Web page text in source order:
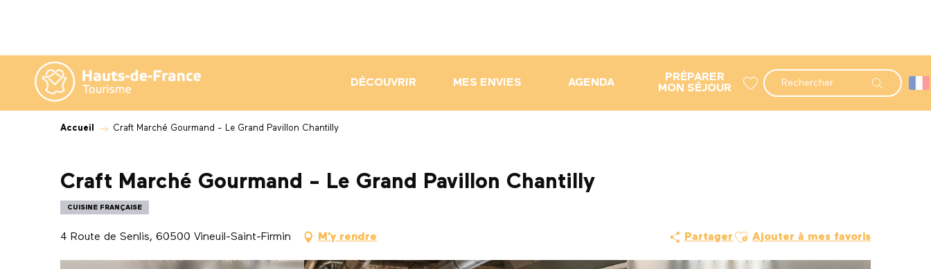
contenu
principal
Recherche
DÉCOUVRIR MES ENVIES AGENDA
PRÉPARER
MON SÉJOUR
Accueil Craft Marché Gourmand - Le Grand Pavillon Chantilly
Craft Marché Gourmand - Le Grand Pavillon Chantilly
CUISINE FRANÇAISE
4 Route de Senlis, 60500 Vineuil-Saint-Firmin M'y rendre Partager Ajouter aux favoris
Ajouter à mes favoris